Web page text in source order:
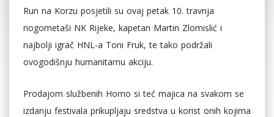
Run na Korzu posjetili su ovaj petak 10. travnja
nogometaši NK Rijeke, kapetan Martin Zlomislić i
najbolji igrač HNL-a Toni Fruk, te tako podržali
ovogodišnju humanitarnu akciju.
Prodajom službenih Homo si teć majica na svakom se
izdanju festivala prikupljaju sredstva u korist onih kojima